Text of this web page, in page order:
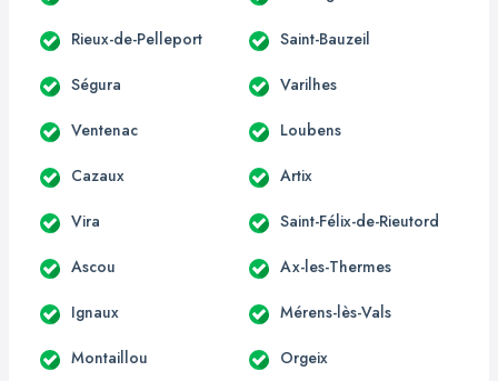
Rieux-de-Pelleport Saint-Bauzeil
Ségura Varilhes
Ventenac Loubens
Cazaux Artix
Vira Saint-Félix-de-Rieutord
Ascou Ax-les-Thermes
Ignaux Mérens-lès-Vals
Montaillou Orgeix